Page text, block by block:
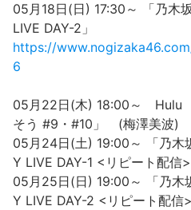
05月18日(日) 17:30～ 「乃木
LIVE DAY-2」
https://
6
05月22日(木) 18:00～ Hulu
そう #9・#10」 (梅澤美波)
05月24日(土) 19:00～ 「乃木
Y LIVE DAY-1 <リピート配信>
05月25日(日) 19:00～ 「乃木
Y LIVE DAY-2 <リピート配信>